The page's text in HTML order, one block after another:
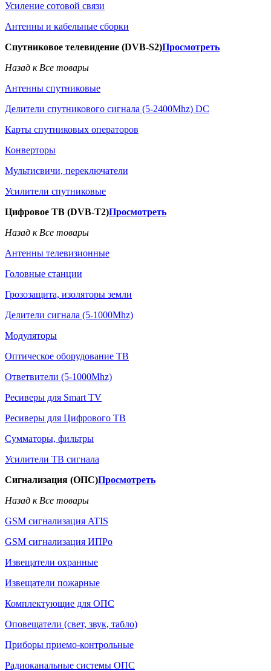
Усиление сотовой связи
Антенны и кабельные сборки
Спутниковое телевидение (DVB-S2)Просмотреть
Назад к Все товары
Антенны спутниковые
Делители спутникового сигнала (5-2400Mhz) DC
Карты спутниковых операторов
Конверторы
Мультисвичи, переключатели
Усилители спутниковые
Цифровое ТВ (DVB-T2)Просмотреть
Назад к Все товары
Антенны телевизионные
Головные станции
Грозозащита, изоляторы земли
Делители сигнала (5-1000Mhz)
Модуляторы
Оптическое оборудование ТВ
Ответвители (5-1000Mhz)
Ресиверы для Smart TV
Ресиверы для Цифрового ТВ
Сумматоры, фильтры
Усилители ТВ сигнала
Сигнализация (ОПС)Просмотреть
Назад к Все товары
GSM сигнализация ATIS
GSM сигнализация ИПРо
Извещатели охранные
Извещатели пожарные
Комплектующие для ОПС
Оповещатели (свет, звук, табло)
Приборы приемо-контрольные
Радиоканальные системы ОПС